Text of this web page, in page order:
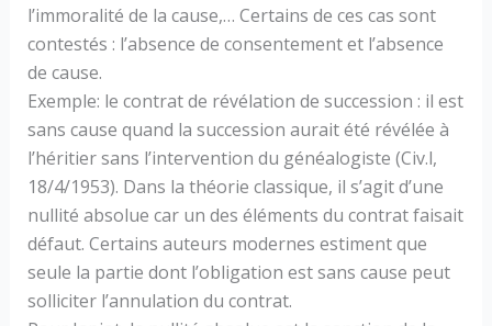
l’immoralité de la cause,… Certains de ces cas sont
contestés : l’absence de consentement et l’absence
de cause.
Exemple: le contrat de révélation de succession : il est
sans cause quand la succession aurait été révélée à
l’héritier sans l’intervention du généalogiste (Civ.l,
18/4/1953). Dans la théorie classique, il s’agit d’une
nullité absolue car un des éléments du contrat faisait
défaut. Certains auteurs modernes estiment que
seule la partie dont l’obligation est sans cause peut
solliciter l’annulation du contrat.